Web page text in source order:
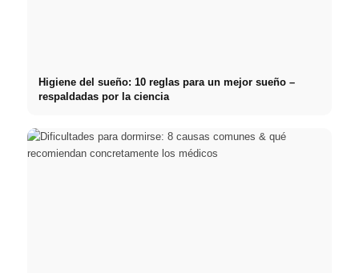
Higiene del sueño: 10 reglas para un mejor sueño –
respaldadas por la ciencia